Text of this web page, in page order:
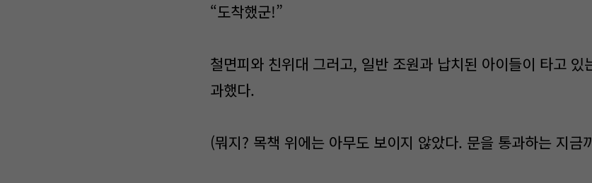
“도착했군!”
철면피와 친위대 그러고, 일반 조원과 납치된 아이들이 타고
과했다.
(뭐지? 목책 위에는 아무도 보이지 않았다. 문을 통과하는 지금